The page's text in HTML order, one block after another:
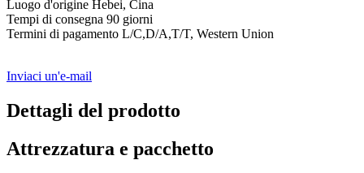
Luogo d'origine Hebei, Cina
Tempi di consegna 90 giorni
Termini di pagamento L/C,D/A,T/T, Western Union
Inviaci un'e-mail
Dettagli del prodotto
Attrezzatura e pacchetto